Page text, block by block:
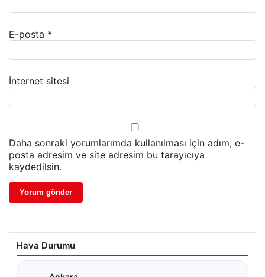
E-posta *
İnternet sitesi
Daha sonraki yorumlarımda kullanılması için adım, e-
posta adresim ve site adresim bu tarayıcıya
kaydedilsin.
Hava Durumu